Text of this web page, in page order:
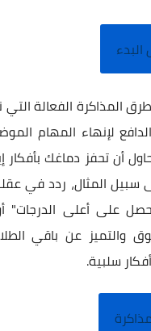
المذاكرة الفعالة
لإنهاء المهام
أن تحفز دماغك بأفكار
سبيل المثال، ردد في
على أعلى الدرجات"
والتميز عن باقي
سلبية.